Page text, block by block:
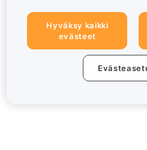
Hyväksy kaikki
evästeet